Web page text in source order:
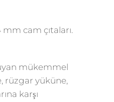
cam çıtaları.
mükemmel
rüzgar yüküne,
karşı